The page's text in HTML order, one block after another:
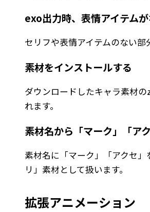
exo出力時、表情アイテム
セリフや表情アイテムのない部
素材をインストールする
ダウンロードしたキャラ素材
れます。
素材名から「マーク」「ア
素材名に「マーク」「アクセ
リ」素材として扱います。
拡張アニメーション